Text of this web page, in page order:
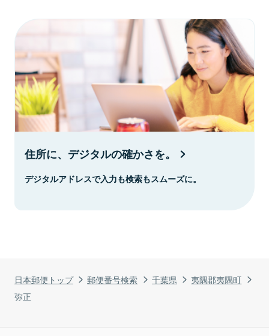
日本郵便トップ 郵便番号検索 千葉県
夷隅郡夷隅町
弥正
住所に、デジタルの確かさを。
デジタルアドレスで入力も検索もスムーズに。